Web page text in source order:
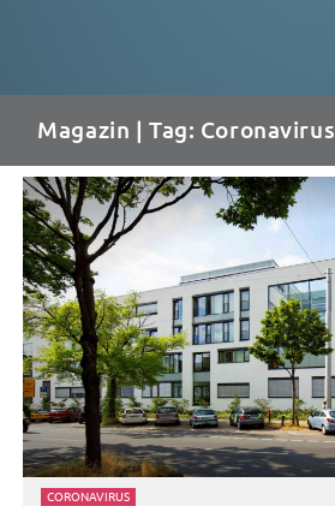
Magazin | Tag: Coronavirus
CORONAVIRUS